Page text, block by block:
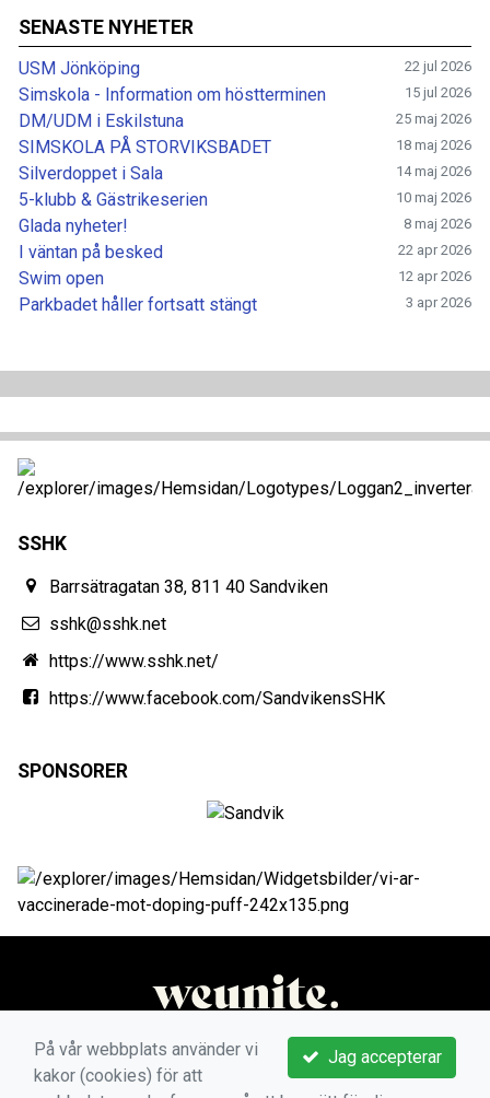
SENASTE NYHETER
USM Jönköping 22 jul 2026
Simskola - Information om höstterminen 15 jul 2026
DM/UDM i Eskilstuna 25 maj 2026
SIMSKOLA PÅ STORVIKSBADET 18 maj 2026
Silverdoppet i Sala 14 maj 2026
5-klubb & Gästrikeserien 10 maj 2026
Glada nyheter! 8 maj 2026
I väntan på besked 22 apr 2026
Swim open 12 apr 2026
Parkbadet håller fortsatt stängt 3 apr 2026
SSHK
Barrsätragatan 38, 811 40 Sandviken
sshk@sshk.net
https://www.sshk.net/
https://www.facebook.com/SandvikensSHK
SPONSORER
Jag accepterar
På vår webbplats använder vi
kakor (cookies) för att